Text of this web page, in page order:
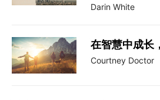
Darin White
在智慧中成长
Courtney Doctor